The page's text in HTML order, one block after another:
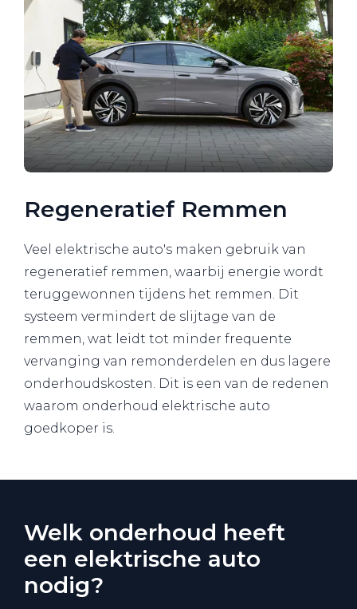
Regeneratief Remmen
Veel elektrische auto's maken gebruik van
regeneratief remmen, waarbij energie wordt
teruggewonnen tijdens het remmen. Dit
systeem vermindert de slijtage van de
remmen, wat leidt tot minder frequente
vervanging van remonderdelen en dus lagere
onderhoudskosten. Dit is een van de redenen
waarom onderhoud elektrische auto
goedkoper is.
Welk onderhoud heeft
een elektrische auto
nodig?